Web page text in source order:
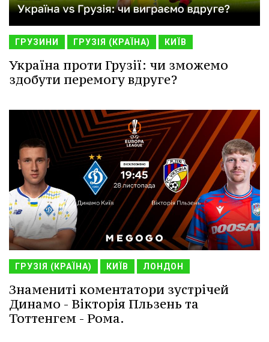
ГРУЗИНИ ГРУЗІЯ (КРАЇНА) КИЇВ
Україна проти Грузії: чи зможемо
здобути перемогу вдруге?
ГРУЗІЯ (КРАЇНА) КИЇВ ЛОНДОН
Знамениті коментатори зустрічей
Динамо - Вікторія Пльзень та
Тоттенгем - Рома.